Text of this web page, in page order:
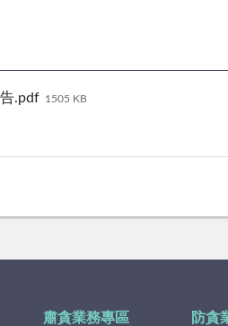
.pdf 1505 KB
肅貪業務專區 防貪